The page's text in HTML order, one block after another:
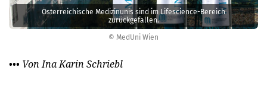
© MedUni Wien
Österreichische Medizinunis sind im Lifescience-Bereich
zurückgefallen.
••• Von Ina Karin Schriebl